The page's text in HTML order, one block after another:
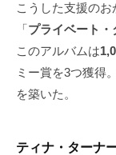
こうした支援の
「プライベート・
このアルバムは
ミー賞を3つ獲得
を築いた。
ティナ・ターナ